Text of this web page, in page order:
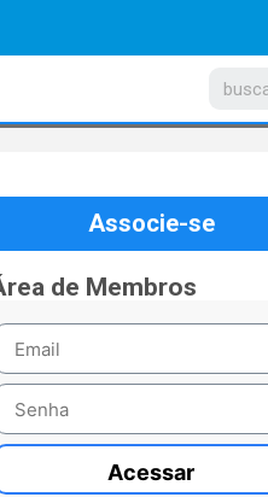
Associe-se
de Membros
Acessar